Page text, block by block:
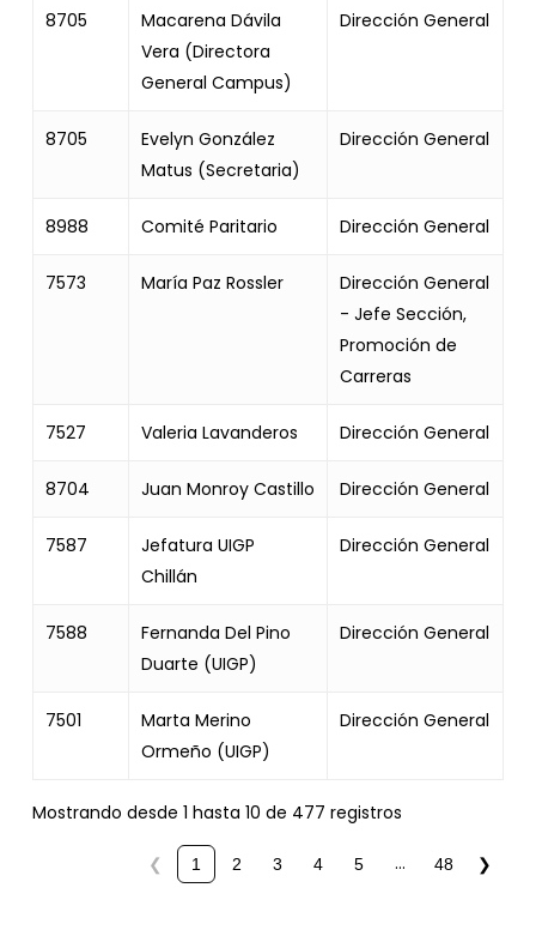
8705
Macarena Dávila
Vera (Directora
General Campus)
Dirección General
8705
Evelyn González
Matus (Secretaria)
Dirección General
8988 Comité Paritario Dirección General
7573 María Paz Rossler
Dirección General
- Jefe Sección,
Promoción de
Carreras
7527 Valeria Lavanderos Dirección General
8704 Juan Monroy Castillo Dirección General
7587
Jefatura UIGP
Chillán
Dirección General
7588
Fernanda Del Pino
Duarte (UIGP)
Dirección General
7501
Marta Merino
Ormeño (UIGP)
Dirección General
Mostrando desde 1 hasta 10 de 477 registros
❮ 1 2 3 4 5 … 48 ❯